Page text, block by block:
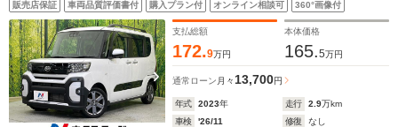
コーナーセンサー LEDヘッド ルーフレール ETC
純正15インチアルミ Bluetooth フルセグ
販売店保証 車両品質評価書付 購入プラン付 オンライン相談可 360°画像付
支払総額
172.9万円
本体価格
165.5万円
通常ローン 月々 13,700円
年式 2023年 走行 2.9万km
車検
'26/11 修復
なし